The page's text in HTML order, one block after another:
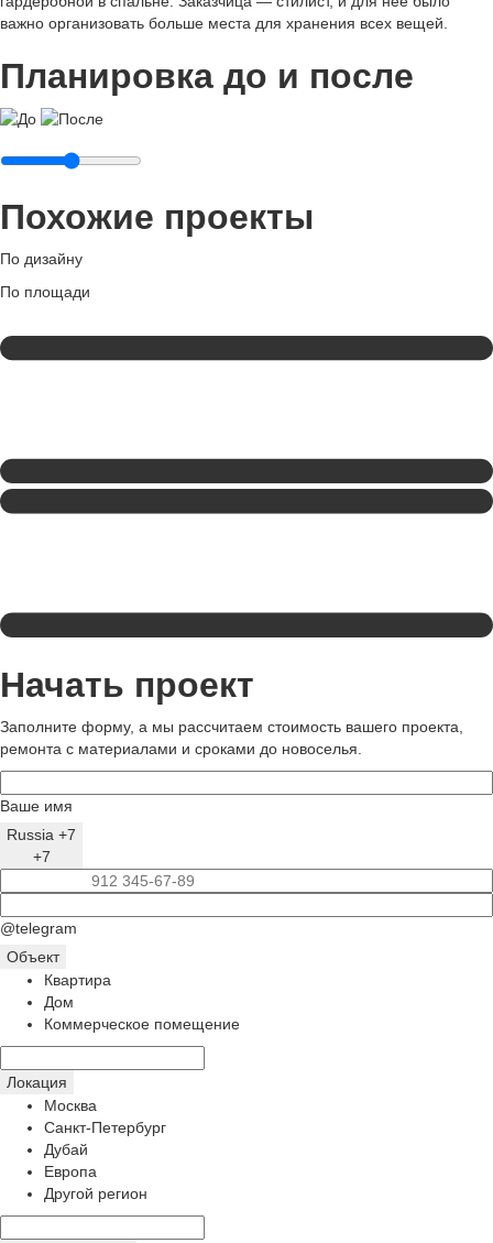
важно организовать больше места для хранения всех вещей.
Планировка до и после
Похожие проекты
По дизайну
По площади
Начать проект
Заполните форму, а мы рассчитаем стоимость вашего проекта,
ремонта с материалами и сроками до новоселья.
Ваше имя
Russia +7
+7
@telegram
Объект
Квартира
Дом
Коммерческое помещение
Локация
Москва
Санкт-Петербург
Дубай
Европа
Другой регион